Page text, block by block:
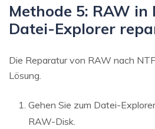
Methode 5: RAW in
Datei-Explorer
Die Reparatur von RAW nach
Lösung.
Gehen Sie zum Datei-
RAW-Disk.